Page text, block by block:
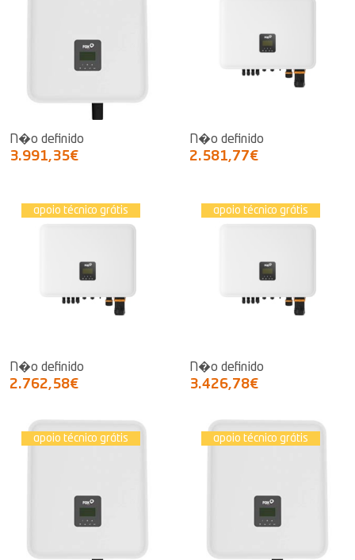
N�o definido
3.991,35€
N�o definido
2.581,77€
apoio técnico grátis
N�o definido
2.762,58€
apoio técnico grátis
N�o definido
3.426,78€
apoio técnico grátis apoio técnico grátis